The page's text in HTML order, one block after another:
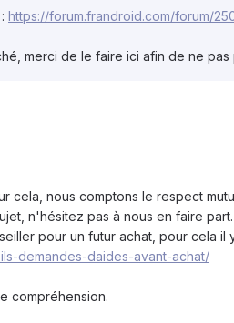
https://forum.frandroid.com/forum/
merci de le faire ici afin de ne
cela, nous comptons le respect
n'hésitez pas à nous en faire part.
pour un futur achat, pour cela il
demandes-daides-avant-achat/
compréhension.